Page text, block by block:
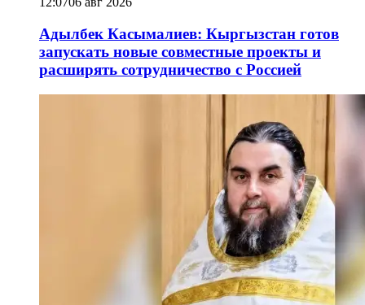
Адылбек Касымалиев: Кыргызстан готов
запускать новые совместные проекты и
расширять сотрудничество с Россией